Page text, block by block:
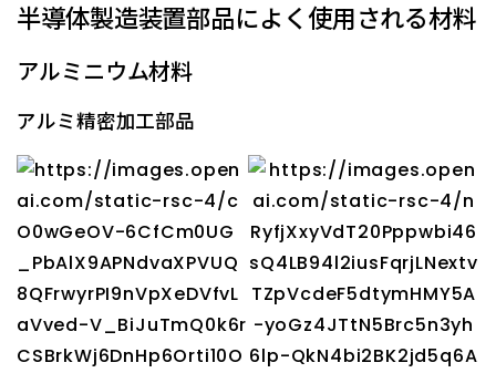
半導体製造装置部品によく使用される材料
アルミニウム材料
アルミ精密加工部品